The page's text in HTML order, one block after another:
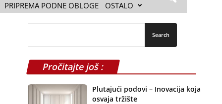
PRIPREMA PODNE OBLOGE
OSTALO
Pročitajte još :
Plutajući podovi – Inovacija koja
osvaja tržište